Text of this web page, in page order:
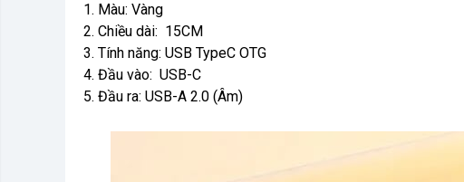
1. Màu: Vàng
2. Chiều dài: 15CM
3. Tính năng: USB TypeC OTG
4. Đầu vào: USB-C
5. Đầu ra: USB-A 2.0 (Âm)